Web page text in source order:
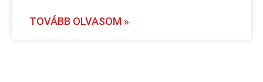
TOVÁBB OLVASOM »